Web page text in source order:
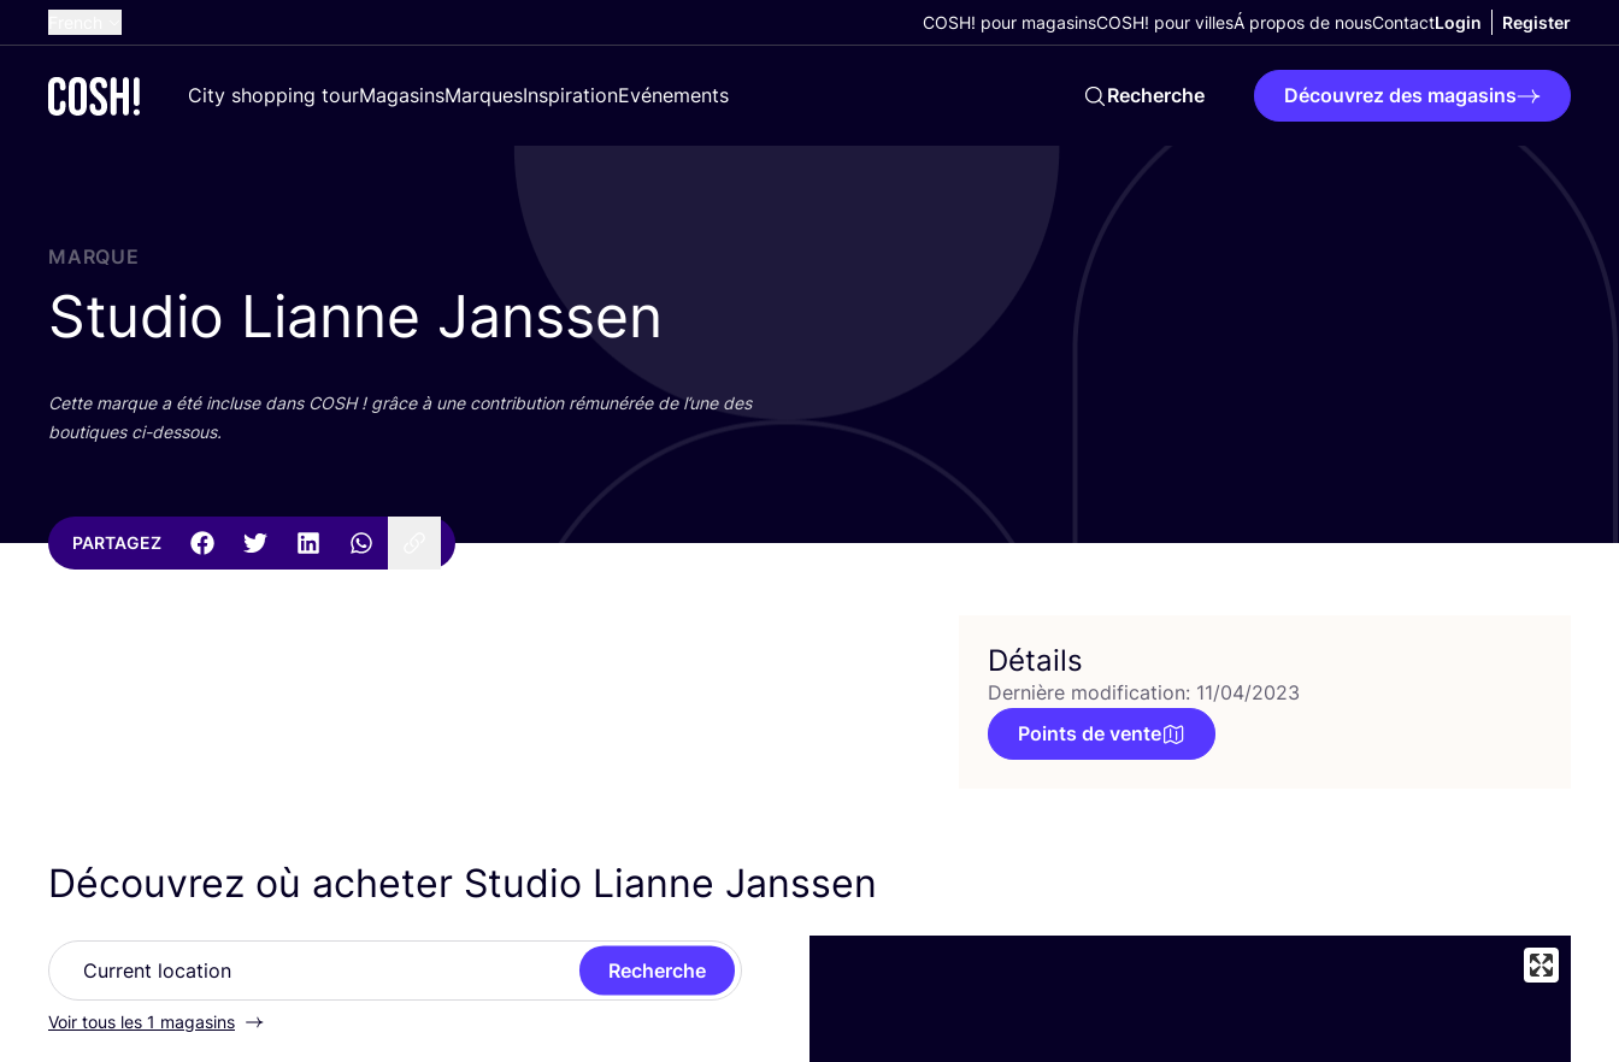
Dutch
Croatian
COSH! pour magasinsCOSH! pour villesÁ propos de nousContactLogin Register
City shopping tourMagasinsMarquesInspirationEvénements Recherche Découvrez des magasins
MARQUE
Studio Lianne Janssen
Cette marque a été incluse dans COSH! grâce à une contri­bu­tion rému­né­rée de l’une des
bou­tiques ci-dessous.
PARTAGEZ
Détails
Dernière modification: 11/04/2023
Points de vente
Découvrez où acheter Studio Lianne Janssen
Recherche
Voir tous les 1 magasins